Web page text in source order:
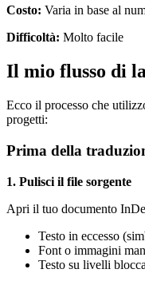
Costo: Varia in base al
Difficoltà: Molto facile
Il mio flusso di
Ecco il processo che
progetti:
Prima della
1. Pulisci il file sorgente
Apri il tuo documento
Testo in eccesso
Font o immagini
Testo su livelli